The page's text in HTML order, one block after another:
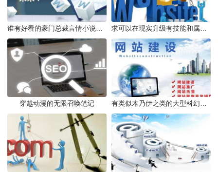
穿越动漫的无限召唤笔记